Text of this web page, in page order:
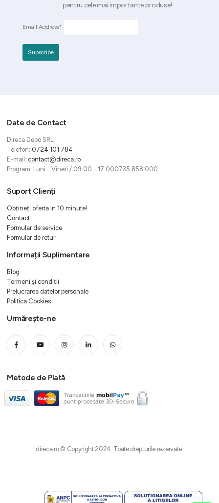
pentru cele mai importante produse!
Email Address*
Date de Contact
Direca Depo SRL
Telefon: 0724 101 784
E-mail: contact@direca.ro
Program: Luni - Vineri / 09:00 - 17:000735 858 000
Suport Clienți
Obțineți oferta in 10 minute!
Contact
Formular de service
Formular de retur
Informații Suplimentare
Blog
Termeni și condiții
Prelucrarea datelor personale
Politica Cookies
Urmărește-ne
Metode de Plată
direca.ro © Copyright 2024. Toate drepturile rezervate.